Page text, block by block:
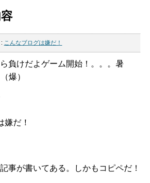
: こんなブログは嫌だ！
負けだよゲーム開始！。。。暑
爆）
嫌だ！
事が書いてある。しかもコピペだ！